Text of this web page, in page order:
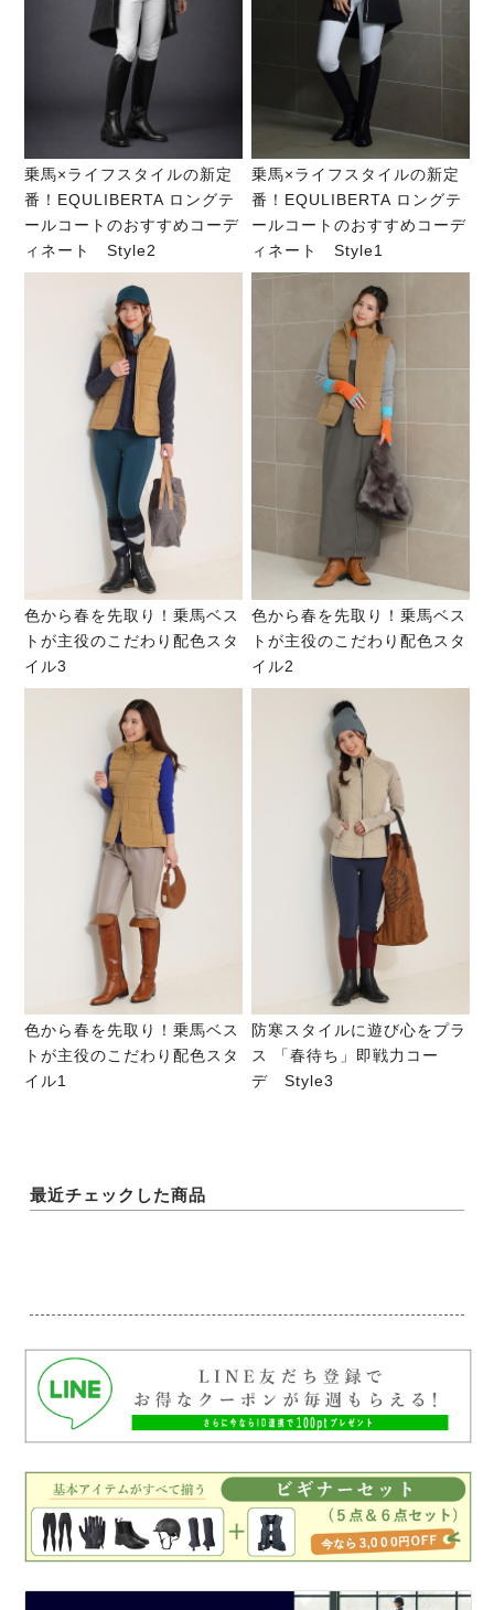
乗馬×ライフスタイルの新定
番！EQULIBERTA ロングテ
ールコートのおすすめコーデ
ィネート Style2
乗馬×ライフスタイルの新定
番！EQULIBERTA ロングテ
ールコートのおすすめコーデ
ィネート Style1
色から春を先取り！乗馬ベス
トが主役のこだわり配色スタ
イル3
色から春を先取り！乗馬ベス
トが主役のこだわり配色スタ
イル2
色から春を先取り！乗馬ベス
トが主役のこだわり配色スタ
イル1
防寒スタイルに遊び心をプラ
ス 「春待ち」即戦力コー
デ Style3
最近チェックした商品